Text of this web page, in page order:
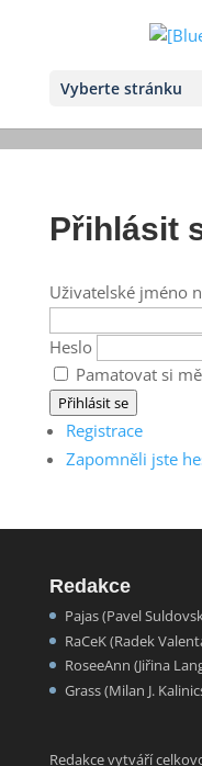
Vyberte stránku
Přihlásit
Uživatelské jméno
Heslo
Pamatovat si mě
Přihlásit se
Registrace
Zapomněli jste
Redakce
Pajas (Pavel
RaCeK (Radek
RoseeAnn (Jiřina
Grass (Milan J.
Redakce vytváří